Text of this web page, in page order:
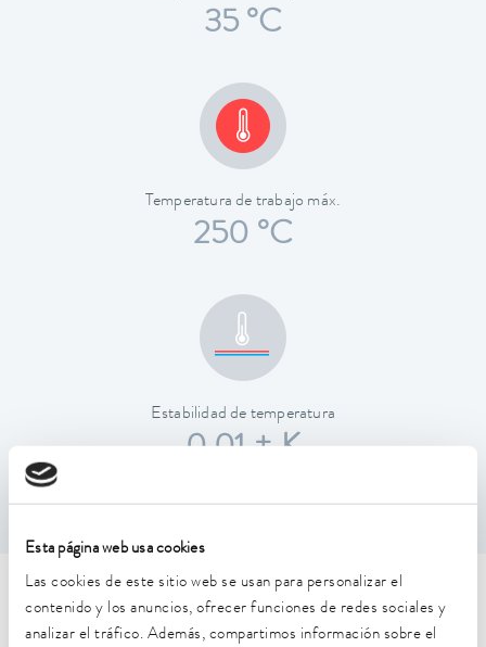
Esta página web usa cookies
Las cookies de este sitio web se usan para personalizar el
contenido y los anuncios, ofrecer funciones de redes sociales y
analizar el tráfico. Además, compartimos información sobre el
35 °C
Temperatura de trabajo máx.
250 °C
Estabilidad de temperatura
0,01 ± K
Características técnicas (según